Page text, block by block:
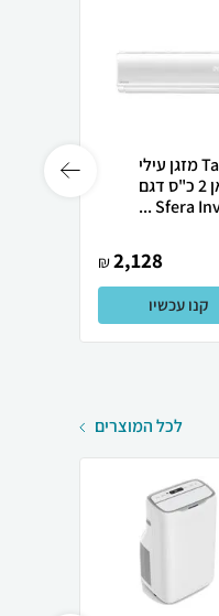
Tadiran מזגן עילי
תדיראן 2 כ"ס דגם
Sfera
2,128
₪
קנו עכשיו
לכל המוצרים